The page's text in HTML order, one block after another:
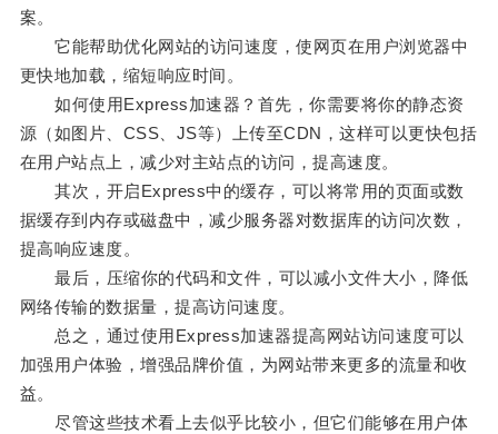
案。
它能帮助优化网站的访问速度，使网页在用户浏览器中
更快地加载，缩短响应时间。
如何使用Express加速器？首先，你需要将你的静态资
源（如图片、CSS、JS等）上传至CDN，这样可以更快包括
在用户站点上，减少对主站点的访问，提高速度。
其次，开启Express中的缓存，可以将常用的页面或数
据缓存到内存或磁盘中，减少服务器对数据库的访问次数，
提高响应速度。
最后，压缩你的代码和文件，可以减小文件大小，降低
网络传输的数据量，提高访问速度。
总之，通过使用Express加速器提高网站访问速度可以
加强用户体验，增强品牌价值，为网站带来更多的流量和收
益。
尽管这些技术看上去似乎比较小，但它们能够在用户体